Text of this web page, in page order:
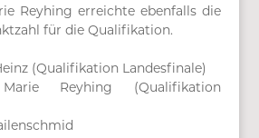
Reyhing erreichte ebenfalls die
für die Qualifikation.
(Qualifikation Landesfinale)
Reyhing (Qualifikation